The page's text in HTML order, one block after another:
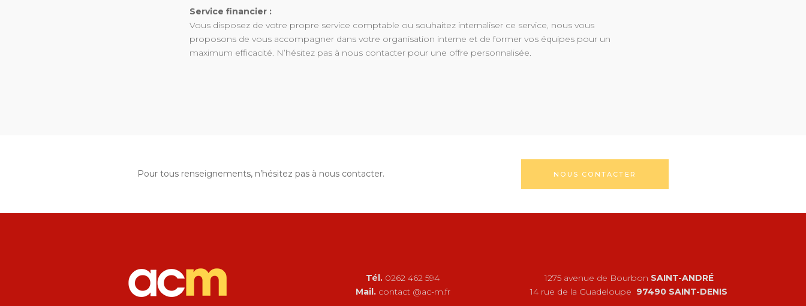
Service financier :
Vous disposez de votre propre service comptable ou souhaitez internaliser ce service, nous vous
proposons de vous accompagner dans votre organisation interne et de former vos équipes pour un
maximum efficacité. N’hésitez pas à nous contacter pour une offre personnalisée.
Pour tous renseignements, n’hésitez pas à nous contacter. NOUS CONTACTER
Tél. 0262 462 594
Mail. contact @ac-m.fr
1275 avenue de Bourbon SAINT-ANDRÉ
14 rue de la Guadeloupe 97490 SAINT-DENIS